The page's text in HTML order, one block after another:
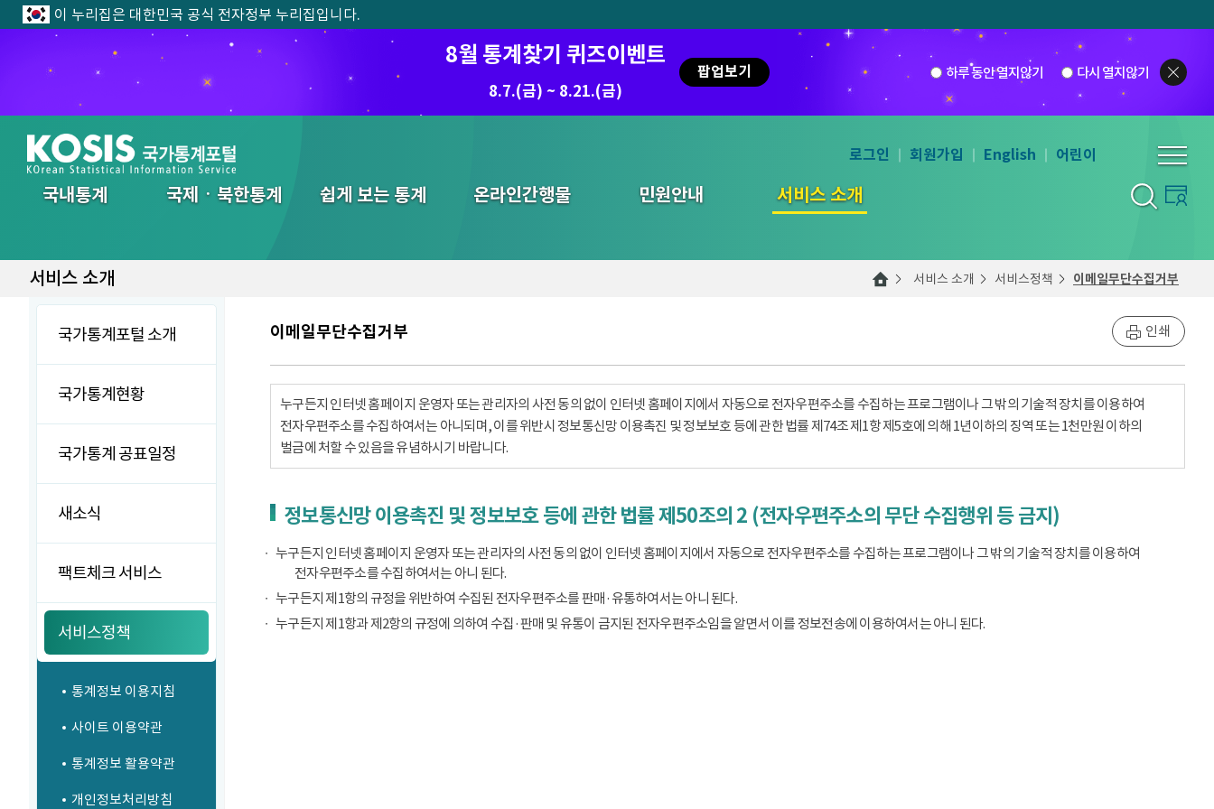
이 누리집은 대한민국 공식 전자정부 누리집입니다.
8월 통계찾기 퀴즈이벤트
8.7.(금) ~ 8.21.(금)
팝업보기 하루 동안 열지않기 다시 열지않기
국내통계 국제ㆍ북한통계 쉽게 보는 통계 온라인간행물 민원안내 서비스 소개
통합검색
로그인 회원가입 English 어린이
서비스 소개 서비스 소개 서비스정책 이메일무단수집거부
국가통계포털 소개
국가통계현황
국가통계 공표일정
새소식
팩트체크 서비스
서비스정책
통계정보 이용지침
사이트 이용약관
통계정보 활용약관
개인정보처리방침
이메일무단수집거부 인쇄
누구든지 인터넷 홈페이지 운영자 또는 관리자의 사전 동의 없이 인터넷 홈페이지에서 자동으로 전자우편주소를 수집하는 프로그램이나 그 밖의 기술적 장치를 이용하여
전자우편주소를 수집하여서는 아니되며, 이를 위반시 정보통신망 이용촉진 및 정보보호 등에 관한 법률 제74조 제1항 제5호에 의해 1년이하의 징역 또는 1천만원 이하의
벌금에 처할 수 있음을 유념하시기 바랍니다.
정보통신망 이용촉진 및 정보보호 등에 관한 법률 제50조의 2 (전자우편주소의 무단 수집행위 등 금지)
누구든지 인터넷 홈페이지 운영자 또는 관리자의 사전 동의 없이 인터넷 홈페이지에서 자동으로 전자우편주소를 수집하는 프로그램이나 그 밖의 기술적 장치를 이용하여
전자우편주소를 수집하여서는 아니 된다.
누구든지 제1항의 규정을 위반하여 수집된 전자우편주소를 판매·유통하여서는 아니 된다.
누구든지 제1항과 제2항의 규정에 의하여 수집·판매 및 유통이 금지된 전자우편주소임을 알면서 이를 정보전송에 이용하여서는 아니 된다.